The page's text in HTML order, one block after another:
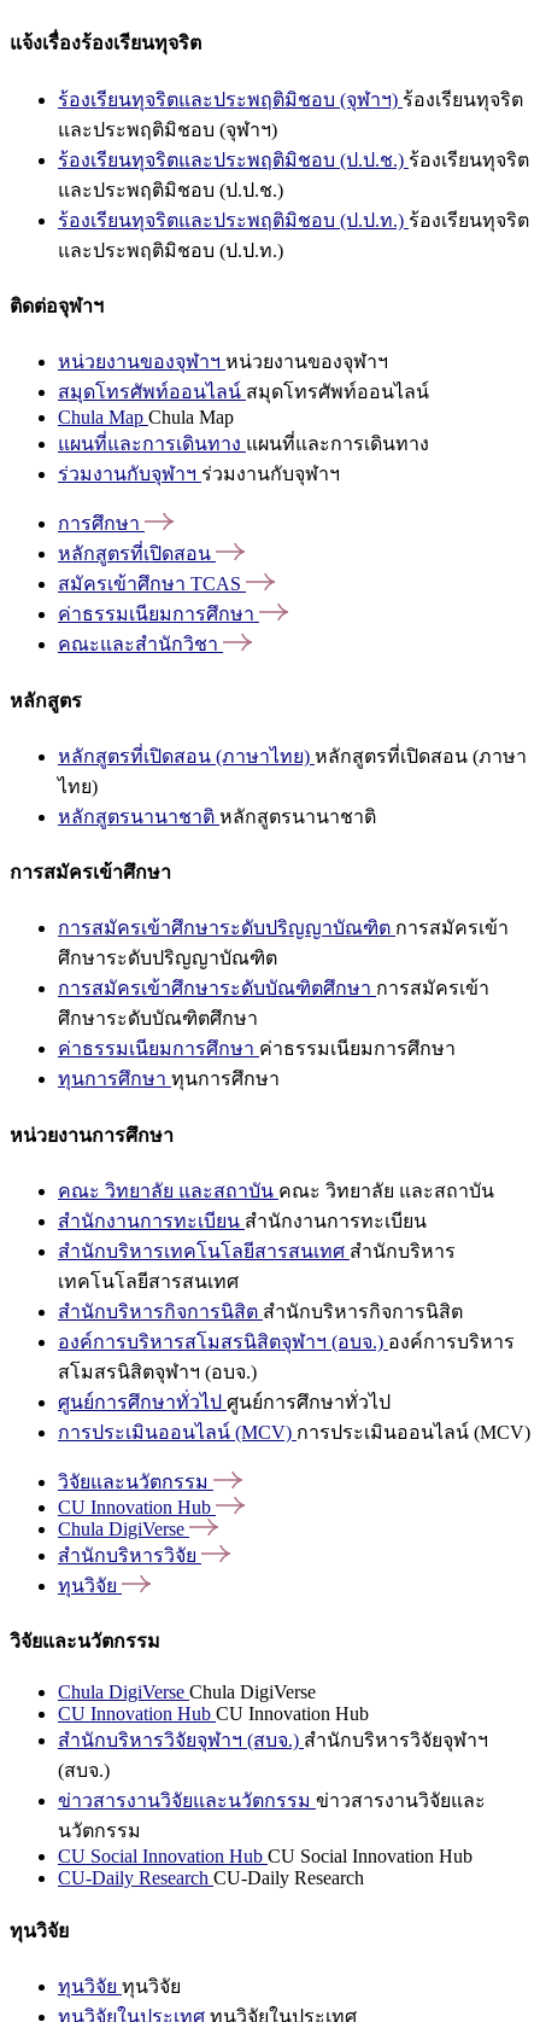
แจ้งเรื่องร้องเรียนทุจริต
ร้องเรียนทุจริตและประพฤติมิชอบ (จุฬาฯ) ร้องเรียนทุจริต
และประพฤติมิชอบ (จุฬาฯ)
ร้องเรียนทุจริตและประพฤติมิชอบ (ป.ป.ช.) ร้องเรียนทุจริต
และประพฤติมิชอบ (ป.ป.ช.)
ร้องเรียนทุจริตและประพฤติมิชอบ (ป.ป.ท.) ร้องเรียนทุจริต
และประพฤติมิชอบ (ป.ป.ท.)
ติดต่อจุฬาฯ
หน่วยงานของจุฬาฯ หน่วยงานของจุฬาฯ
สมุดโทรศัพท์ออนไลน์ สมุดโทรศัพท์ออนไลน์
Chula Map Chula Map
แผนที่และการเดินทาง แผนที่และการเดินทาง
ร่วมงานกับจุฬาฯ ร่วมงานกับจุฬาฯ
การศึกษา
หลักสูตรที่เปิดสอน
สมัครเข้าศึกษา TCAS
ค่าธรรมเนียมการศึกษา
คณะและสำนักวิชา
หลักสูตร
หลักสูตรที่เปิดสอน (ภาษาไทย) หลักสูตรที่เปิดสอน (ภาษา
ไทย)
หลักสูตรนานาชาติ หลักสูตรนานาชาติ
การสมัครเข้าศึกษา
การสมัครเข้าศึกษาระดับปริญญาบัณฑิต การสมัครเข้า
ศึกษาระดับปริญญาบัณฑิต
การสมัครเข้าศึกษาระดับบัณฑิตศึกษา การสมัครเข้า
ศึกษาระดับบัณฑิตศึกษา
ค่าธรรมเนียมการศึกษา ค่าธรรมเนียมการศึกษา
ทุนการศึกษา ทุนการศึกษา
หน่วยงานการศึกษา
คณะ วิทยาลัย และสถาบัน คณะ วิทยาลัย และสถาบัน
สำนักงานการทะเบียน สำนักงานการทะเบียน
สำนักบริหารเทคโนโลยีสารสนเทศ สำนักบริหาร
เทคโนโลยีสารสนเทศ
สำนักบริหารกิจการนิสิต สำนักบริหารกิจการนิสิต
องค์การบริหารสโมสรนิสิตจุฬาฯ (อบจ.) องค์การบริหาร
สโมสรนิสิตจุฬาฯ (อบจ.)
ศูนย์การศึกษาทั่วไป ศูนย์การศึกษาทั่วไป
การประเมินออนไลน์ (MCV) การประเมินออนไลน์ (MCV)
วิจัยและนวัตกรรม
CU Innovation Hub
Chula DigiVerse
สำนักบริหารวิจัย
ทุนวิจัย
วิจัยและนวัตกรรม
Chula DigiVerse Chula DigiVerse
CU Innovation Hub CU Innovation Hub
สำนักบริหารวิจัยจุฬาฯ (สบจ.) สำนักบริหารวิจัยจุฬาฯ
(สบจ.)
ข่าวสารงานวิจัยและนวัตกรรม ข่าวสารงานวิจัยและ
นวัตกรรม
CU Social Innovation Hub CU Social Innovation Hub
CU-Daily Research CU-Daily Research
ทุนวิจัย
ทุนวิจัย ทุนวิจัย
ทุนวิจัยในประเทศ ทุนวิจัยในประเทศ